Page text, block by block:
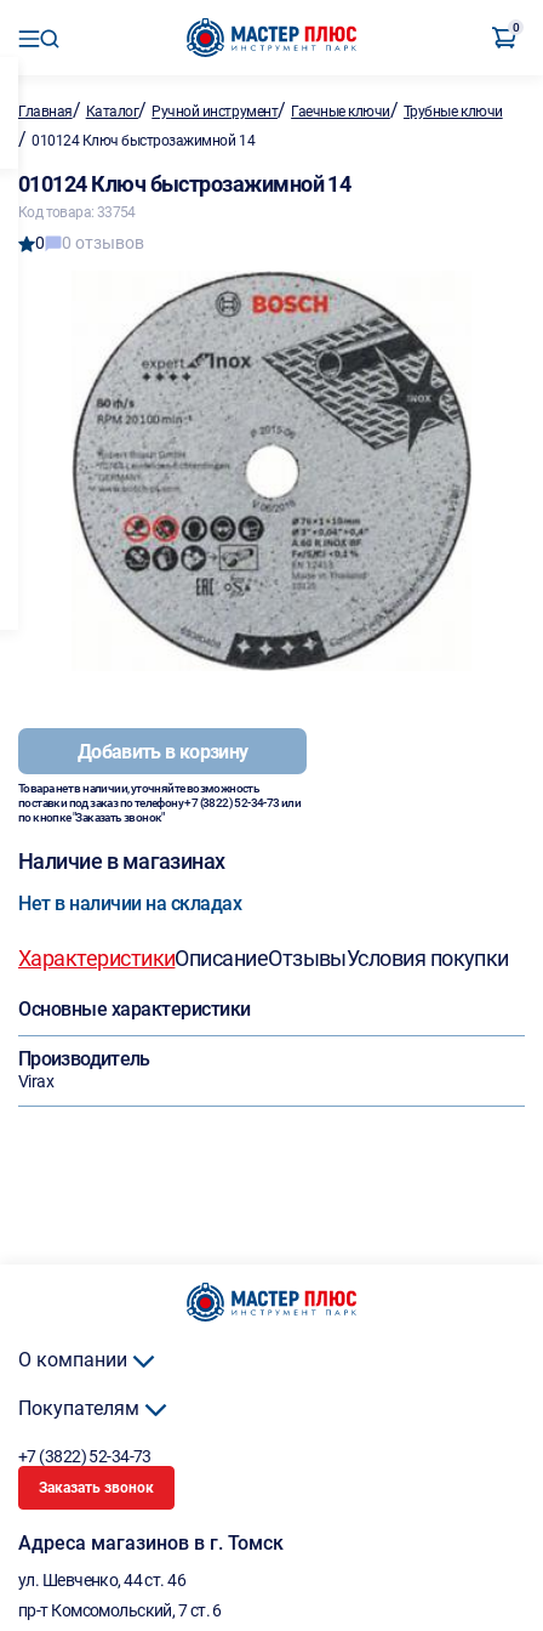
0
Главная/ Каталог/ Ручной инструмент/ Гаечные ключи/ Трубные ключи
/ 010124 Ключ быстрозажимной 14
010124 Ключ быстрозажимной 14
Код товара: 33754
0 0 отзывов
Добавить в корзину
Товара нет в наличии, уточняйте возможность
поставки под заказ по телефону+7 (3822) 52-34-73или
по кнопке "Заказать звонок"
Наличие в магазинах
Нет в наличии на складах
ХарактеристикиОписаниеОтзывыУсловия покупки
Основные характеристики
Производитель
Virax
О компании
Покупателям
+7 (3822) 52-34-73
Заказать звонок
Адреса магазинов в г. Томск
ул. Шевченко, 44 ст. 46
пр-т Комсомольский, 7 ст. 6